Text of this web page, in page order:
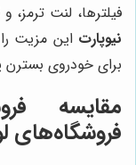
فیلترها، لنت ترمز،
نیوپارت این مزیت
برای خودروی بسترن
مقایسه
فروشگاه‌های